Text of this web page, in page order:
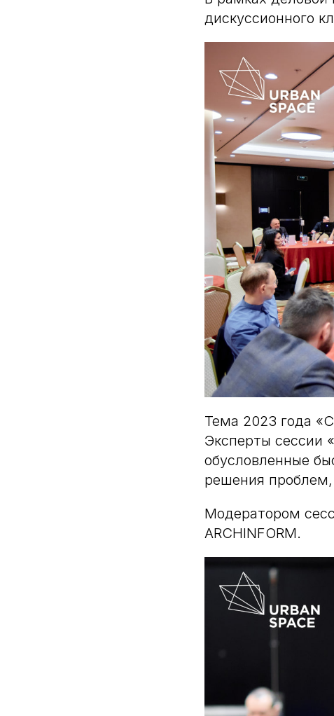
дискуссионного
Тема 2023 года
Эксперты сессии
обусловленные
решения проблем,
Модератором
ARCHINFORM.